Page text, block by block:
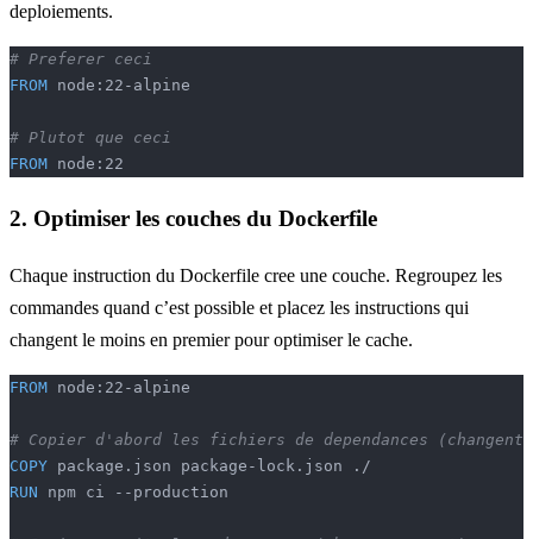
deploiements.
# Preferer ceci
FROM node:22-alpine
# Plutot que ceci
FROM node:22
2. Optimiser les couches du Dockerfile
Chaque instruction du Dockerfile cree une couche. Regroupez les
commandes quand c’est possible et placez les instructions qui
changent le moins en premier pour optimiser le cache.
FROM node:22-alpine
# Copier d'abord les fichiers de dependances (changent
COPY package.json package-lock.json ./
RUN npm ci --production